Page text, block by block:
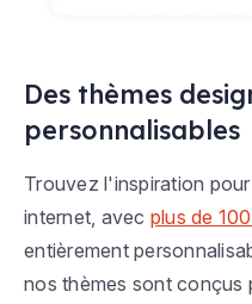
Des thèmes
personnalisables
Trouvez l'inspiration
internet, avec plus de
entièrement
nos thèmes sont conçus